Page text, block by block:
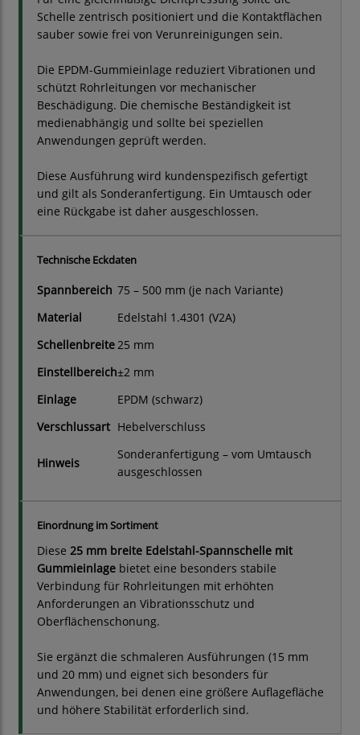
Schelle zentrisch positioniert und die Kontaktflächen
sauber sowie frei von Verunreinigungen sein.
Die EPDM-Gummieinlage reduziert Vibrationen und
schützt Rohrleitungen vor mechanischer
Beschädigung. Die chemische Beständigkeit ist
medienabhängig und sollte bei speziellen
Anwendungen geprüft werden.
Diese Ausführung wird kundenspezifisch gefertigt
und gilt als Sonderanfertigung. Ein Umtausch oder
eine Rückgabe ist daher ausgeschlossen.
Technische Eckdaten
Spannbereich 75 – 500 mm (je nach Variante)
Material
Edelstahl 1.4301 (V2A)
Schellenbreite25 mm
Einstellbereich±2 mm
Einlage
EPDM (schwarz)
Verschlussart Hebelverschluss
Hinweis
Sonderanfertigung – vom Umtausch
ausgeschlossen
Einordnung im Sortiment
Diese 25 mm breite Edelstahl-Spannschelle mit
Gummieinlage bietet eine besonders stabile
Verbindung für Rohrleitungen mit erhöhten
Anforderungen an Vibrationsschutz und
Oberflächenschonung.
Sie ergänzt die schmaleren Ausführungen (15 mm
und 20 mm) und eignet sich besonders für
Anwendungen, bei denen eine größere Auflagefläche
und höhere Stabilität erforderlich sind.